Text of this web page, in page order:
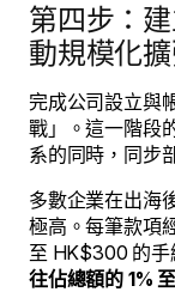
第四步：
動規模化
完成公司設立與
戰」。這一階段
系的同時，同步
多數企業在出海
極高。每筆款項
至 HK$300 的手
往佔總額的 1%